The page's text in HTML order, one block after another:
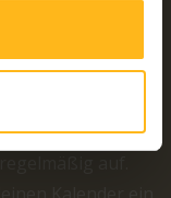
Zuid-Zuid-